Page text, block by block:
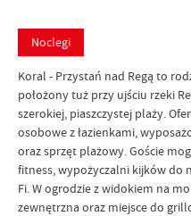
Noclegi
Koral - Przystań nad Regą to
położony tuż przy ujściu rzeki
szerokiej, piaszczystej plaży.
osobowe z łazienkami,
oraz sprzęt plażowy. Goście
fitness, wypożyczalni kijków do
Fi. W ogrodzie z widokiem na
zewnętrzna oraz miejsce do